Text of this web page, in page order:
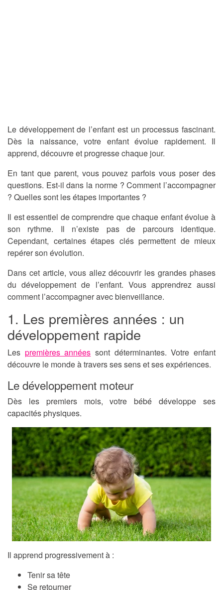
Le développement de l’enfant est un processus fascinant.
Dès la naissance, votre enfant évolue rapidement. Il
apprend, découvre et progresse chaque jour.
En tant que parent, vous pouvez parfois vous poser des
questions. Est-il dans la norme ? Comment l’accompagner
? Quelles sont les étapes importantes ?
Il est essentiel de comprendre que chaque enfant évolue à
son rythme. Il n’existe pas de parcours identique.
Cependant, certaines étapes clés permettent de mieux
repérer son évolution.
Dans cet article, vous allez découvrir les grandes phases
du développement de l’enfant. Vous apprendrez aussi
comment l’accompagner avec bienveillance.
1. Les premières années : un
développement rapide
Les premières années sont déterminantes. Votre enfant
découvre le monde à travers ses sens et ses expériences.
Le développement moteur
Dès les premiers mois, votre bébé développe ses
capacités physiques.
Il apprend progressivement à :
Tenir sa tête
Se retourner